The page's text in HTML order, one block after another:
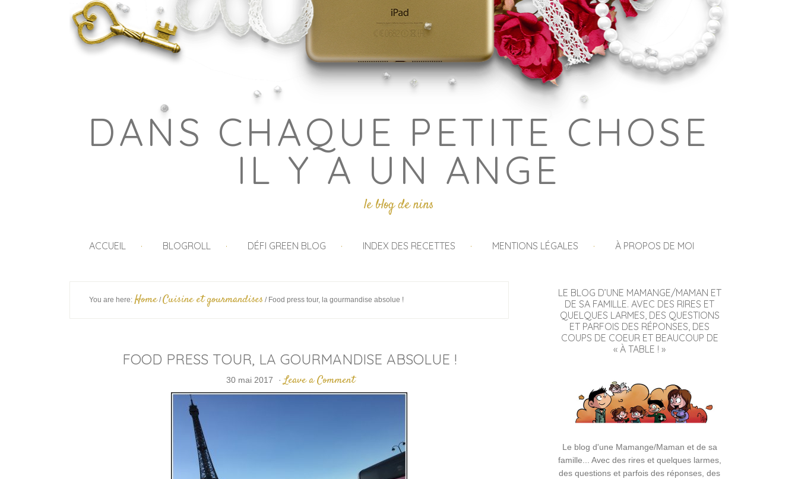
DANS CHAQUE PETITE CHOSE
IL Y A UN ANGE
le blog de nins
ACCUEIL BLOGROLL DÉFI GREEN BLOG INDEX DES RECETTES MENTIONS LÉGALES À PROPOS DE MOI
You are here: Home / Cuisine et gourmandises /Food press tour, la gourmandise absolue !
FOOD PRESS TOUR, LA GOURMANDISE ABSOLUE !
30 mai 2017 · Leave a Comment
LE BLOG D’UNE MAMANGE/MAMAN ET
DE SA FAMILLE. AVEC DES RIRES ET
QUELQUES LARMES, DES QUESTIONS
ET PARFOIS DES RÉPONSES, DES
COUPS DE COEUR ET BEAUCOUP DE
« À TABLE ! »
Le blog d'une Mamange/Maman et de sa
famille... Avec des rires et quelques larmes,
des questions et parfois des réponses, des